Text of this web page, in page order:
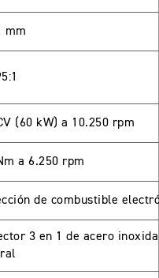
mm
(60 kW) a 10.250 rpm
a 6.250 rpm
de combustible
3 en 1 de acero